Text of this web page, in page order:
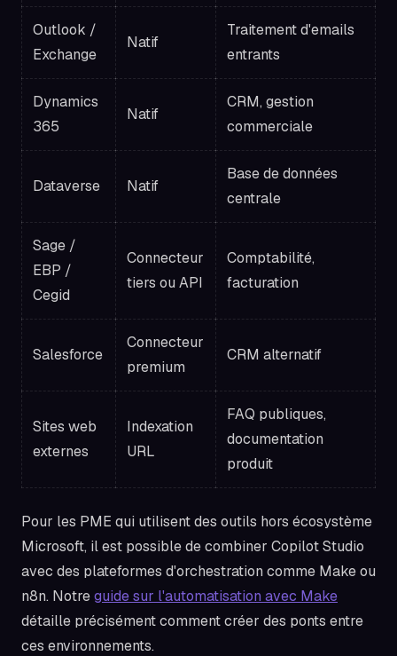
Outlook /
Exchange
Natif
Traitement d'emails
entrants
Dynamics
365
Natif
CRM, gestion
commerciale
Dataverse Natif
Base de données
centrale
Sage /
EBP /
Cegid
Connecteur
tiers ou API
Comptabilité,
facturation
Salesforce
Connecteur
premium
CRM alternatif
Sites web
externes
Indexation
URL
FAQ publiques,
documentation
produit
Pour les PME qui utilisent des outils hors écosystème
Microsoft, il est possible de combiner Copilot Studio
avec des plateformes d'orchestration comme Make ou
n8n. Notreguide sur l'automatisation avec Make
détaille précisément comment créer des ponts entre
ces environnements.